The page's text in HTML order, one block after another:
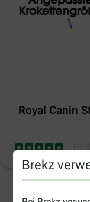
Brekz
Royal Canin